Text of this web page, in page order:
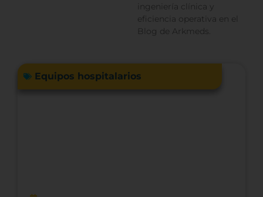
ingeniería clínica y
eficiencia operativa en el
Blog de Arkmeds.
Equipos hospitalarios